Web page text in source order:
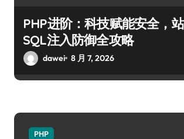
PHP进阶：科技赋能安全，
SQL注入防御全攻略
dawei 8 月 7, 2026
PHP